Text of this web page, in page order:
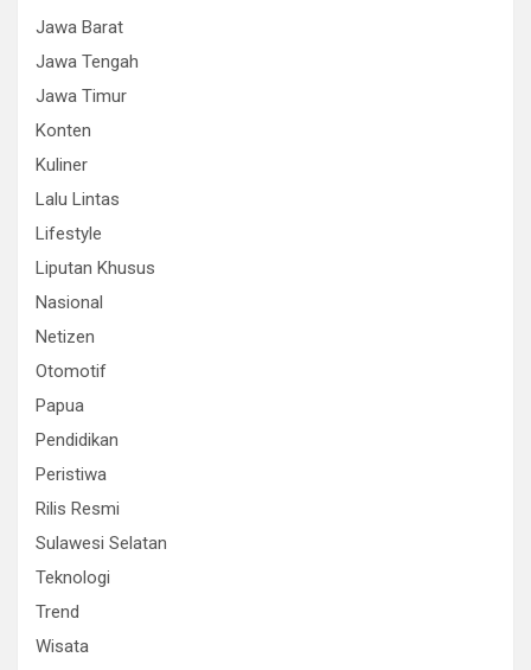
Jawa Barat
Jawa Tengah
Jawa Timur
Konten
Kuliner
Lalu Lintas
Lifestyle
Liputan Khusus
Nasional
Netizen
Otomotif
Papua
Pendidikan
Peristiwa
Rilis Resmi
Sulawesi Selatan
Teknologi
Trend
Wisata